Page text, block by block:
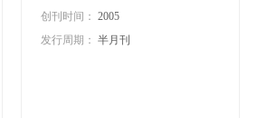
创刊时间： 2005
发行周期： 半月刊